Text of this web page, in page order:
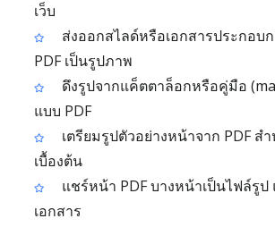
เว็บ
ส่งออกสไลด์หรือเอกสารประกอบ
PDF เป็นรูปภาพ
ดึงรูปจากแค็ตตาล็อกหรือคู่มือ
แบบ PDF
เตรียมรูปตัวอย่างหน้าจาก PDF ส
เบื้องต้น
แชร์หน้า PDF บางหน้าเป็นไฟล์รู
เอกสาร